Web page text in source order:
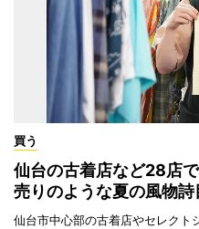
買う
仙台の古着店など28店
売りのような夏の風物詩
仙台市中心部の古着店やセレクト